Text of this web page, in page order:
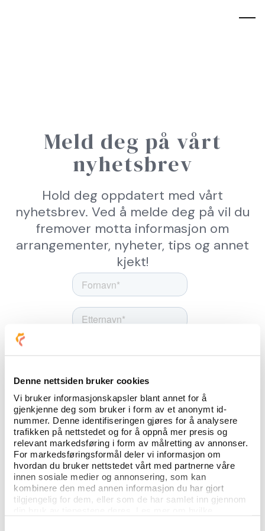
Denne nettsiden bruker cookies
Vi bruker informasjonskapsler blant annet for å
gjenkjenne deg som bruker i form av et anonymt id-
nummer. Denne identifiseringen gjøres for å analysere
trafikken på nettstedet og for å oppnå mer presis og
relevant markedsføring i form av målretting av annonser.
For markedsføringsformål deler vi informasjon om
hvordan du bruker nettstedet vårt med partnerne våre
innen sosiale medier og annonsering, som kan
kombinere den med annen informasjon du har gjort
tilgjengelig for dem, eller som de har samlet inn gjennom
Meld deg på vårt
nyhetsbrev
Hold deg oppdatert med vårt
nyhetsbrev. Ved å melde deg på vil du
fremover motta informasjon om
arrangementer, nyheter, tips og annet
kjekt!